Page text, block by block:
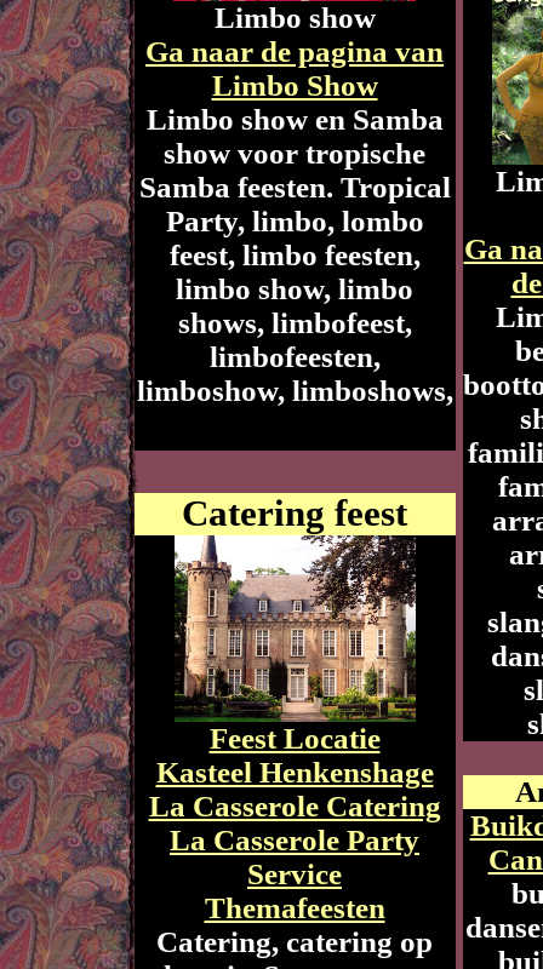
Limbo show
Ga naar de pagina van
Limbo Show
Limbo show en Samba
show voor tropische
Samba feesten. Tropical
Party, limbo, lombo
feest, limbo feesten,
limbo show, limbo
shows, limbofeest,
limbofeesten,
limboshow, limboshows,
Catering feest
Feest Locatie
Kasteel Henkenshage
La Casserole Catering
La Casserole Party
Service
Themafeesten
Catering, catering op
Ga